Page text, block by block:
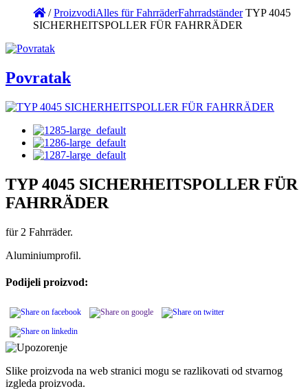
/ProizvodiAlles für FahrräderFahrradständer TYP 4045
SICHERHEITSPOLLER FÜR FAHRRÄDER
Povratak
TYP 4045 SICHERHEITSPOLLER FÜR
FAHRRÄDER
für 2 Fahrräder.
Aluminiumprofil.
Podijeli proizvod:
Slike proizvoda na web stranici mogu se razlikovati od stvarnog
izgleda proizvoda.